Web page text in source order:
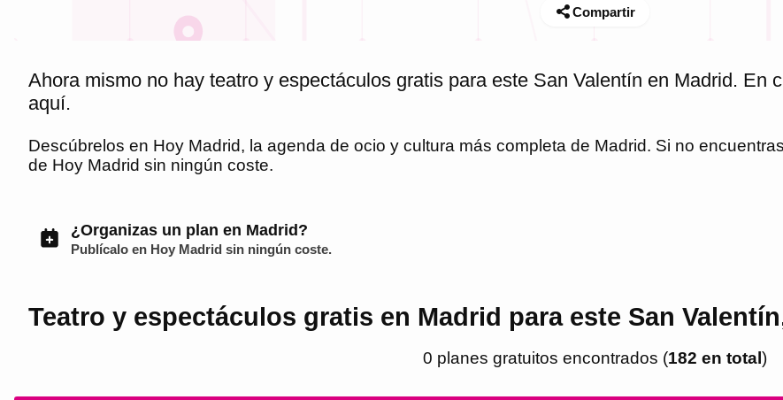
Compartir
Ahora mismo no hay teatro y espectáculos gratis para este San Valentín en Madrid. En
aquí.
Descúbrelos en Hoy Madrid, la agenda de ocio y cultura más completa de Madrid. Si no
de Hoy Madrid sin ningún coste.
¿Organizas un plan en Madrid?
Publícalo en Hoy Madrid sin ningún coste.
Teatro y espectáculos gratis en Madrid para este San
0 planes gratuitos encontrados (182 en total )